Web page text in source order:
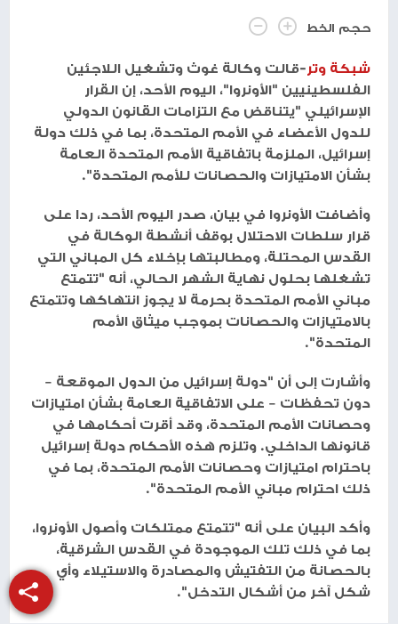
حجم الخط
شبكة وتر-قالت وكالة غوث وتشغيل اللاجئين
الفلسطينيين "الأونروا"، اليوم الأحد، إن القرار
الإسرائيلي "يتناقض مع التزامات القانون الدولي
للدول الأعضاء في الأمم المتحدة، بما في ذلك دولة
إسرائيل، الملزمة باتفاقية الأمم المتحدة العامة
بشأن الامتيازات والحصانات للأمم المتحدة".
وأضافت الأونروا في بيان، صدر اليوم الأحد، ردا على
قرار سلطات الاحتلال بوقف أنشطة الوكالة في
القدس المحتلة، ومطالبتها بإخلاء كل المباني التي
تشغلها بحلول نهاية الشهر الحالي، أنه "تتمتع
مباني الأمم المتحدة بحرمة لا يجوز انتهاكها وتتمتع
بالامتيازات والحصانات بموجب ميثاق الأمم
المتحدة".
وأشارت إلى أن "دولة إسرائيل من الدول الموقعة –
دون تحفظات – على الاتفاقية العامة بشأن امتيازات
وحصانات الأمم المتحدة، وقد أقرت أحكامها في
قانونها الداخلي. وتلزم هذه الأحكام دولة إسرائيل
باحترام امتيازات وحصانات الأمم المتحدة، بما في
ذلك احترام مباني الأمم المتحدة".
وأكد البيان على أنه "تتمتع ممتلكات وأصول الأونروا،
بما في ذلك تلك الموجودة في القدس الشرقية،
بالحصانة من التفتيش والمصادرة والاستيلاء وأي
شكل آخر من أشكال التدخل".